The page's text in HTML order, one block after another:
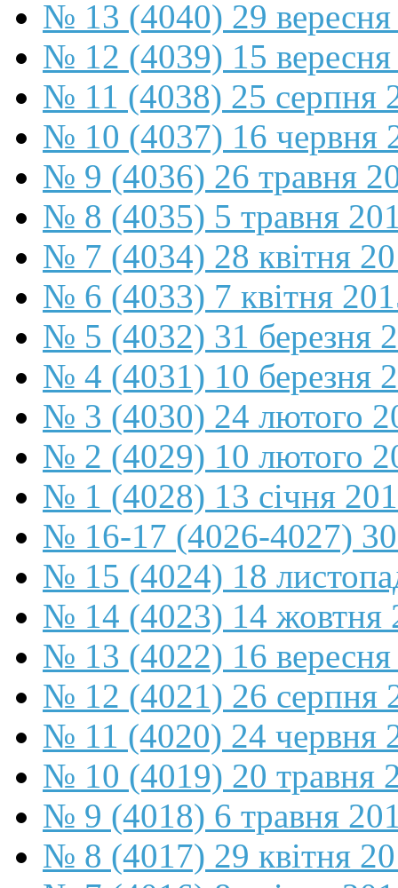
№ 13 (4040) 29
№ 12 (4039) 15
№ 11 (4038) 25 серпня
№ 10 (4037) 16 червня
№ 9 (4036) 26 травня
№ 8 (4035) 5 травня
№ 7 (4034) 28 квітня
№ 6 (4033) 7 квітня
№ 5 (4032) 31 березня
№ 4 (4031) 10 березня
№ 3 (4030) 24 лютого
№ 2 (4029) 10 лютого
№ 1 (4028) 13 січня
№ 16-17 (4026-4027) 30
№ 15 (4024) 18
№ 14 (4023) 14 жовтня
№ 13 (4022) 16
№ 12 (4021) 26 серпня
№ 11 (4020) 24 червня
№ 10 (4019) 20 травня
№ 9 (4018) 6 травня
№ 8 (4017) 29 квітня